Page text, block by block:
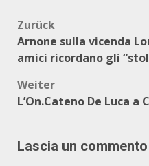
Zurück
Arnone sulla vicenda
amici ricordano gli
Weiter
L’On.Cateno De Luca a
Lascia un commento